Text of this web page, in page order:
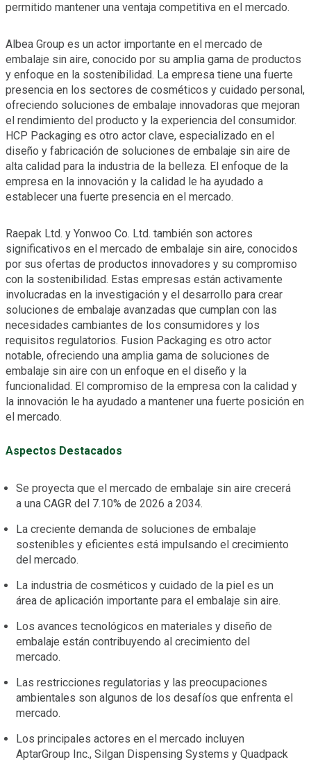
permitido mantener una ventaja competitiva en el mercado.
Albea Group es un actor importante en el mercado de
embalaje sin aire, conocido por su amplia gama de productos
y enfoque en la sostenibilidad. La empresa tiene una fuerte
presencia en los sectores de cosméticos y cuidado personal,
ofreciendo soluciones de embalaje innovadoras que mejoran
el rendimiento del producto y la experiencia del consumidor.
HCP Packaging es otro actor clave, especializado en el
diseño y fabricación de soluciones de embalaje sin aire de
alta calidad para la industria de la belleza. El enfoque de la
empresa en la innovación y la calidad le ha ayudado a
establecer una fuerte presencia en el mercado.
Raepak Ltd. y Yonwoo Co. Ltd. también son actores
significativos en el mercado de embalaje sin aire, conocidos
por sus ofertas de productos innovadores y su compromiso
con la sostenibilidad. Estas empresas están activamente
involucradas en la investigación y el desarrollo para crear
soluciones de embalaje avanzadas que cumplan con las
necesidades cambiantes de los consumidores y los
requisitos regulatorios. Fusion Packaging es otro actor
notable, ofreciendo una amplia gama de soluciones de
embalaje sin aire con un enfoque en el diseño y la
funcionalidad. El compromiso de la empresa con la calidad y
la innovación le ha ayudado a mantener una fuerte posición en
el mercado.
Aspectos Destacados
Se proyecta que el mercado de embalaje sin aire crecerá
a una CAGR del 7.10% de 2026 a 2034.
La creciente demanda de soluciones de embalaje
sostenibles y eficientes está impulsando el crecimiento
del mercado.
La industria de cosméticos y cuidado de la piel es un
área de aplicación importante para el embalaje sin aire.
Los avances tecnológicos en materiales y diseño de
embalaje están contribuyendo al crecimiento del
mercado.
Las restricciones regulatorias y las preocupaciones
ambientales son algunos de los desafíos que enfrenta el
mercado.
Los principales actores en el mercado incluyen
AptarGroup Inc., Silgan Dispensing Systems y Quadpack